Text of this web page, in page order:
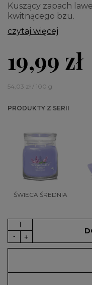
Kuszący zapach
kwitnącego bzu.
czytaj więcej
19,99 zł
54,03 zł / 100 g
PRODUKTY Z SERII
ŚWIECA ŚREDNIA